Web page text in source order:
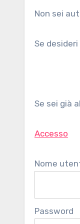
Non sei
Se
Se sei già
Accesso
Nome
Password